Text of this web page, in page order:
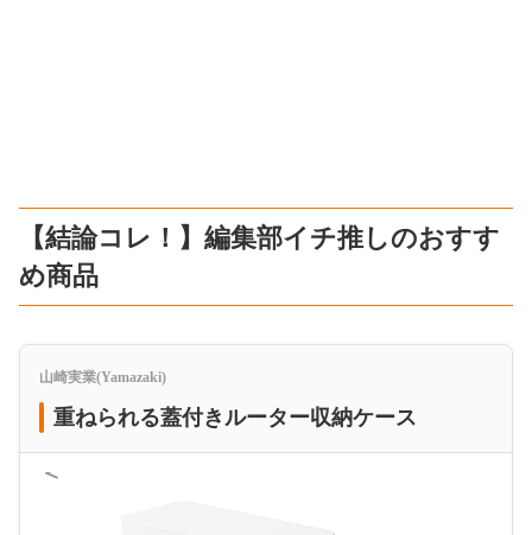
【結論コレ！】編集部イチ推しのおすす
め商品
山崎実業(Yamazaki)
重ねられる蓋付きルーター収納ケース
＜